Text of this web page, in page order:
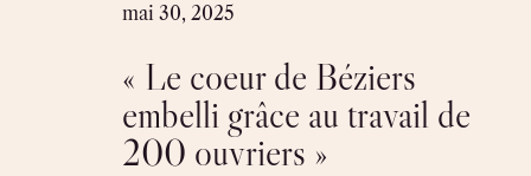
mai 30, 2025
« Le coeur de Béziers
embelli grâce au travail de
200 ouvriers »